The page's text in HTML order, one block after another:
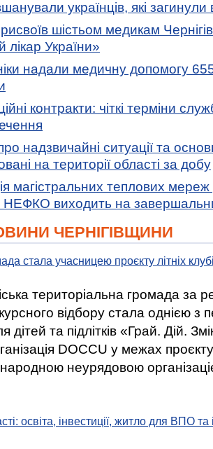
українців, які загинули
шістьом медикам
України»
надали медичну допомогу
контракти: чіткі терміни
надзвичайні ситуації та
на території області за добу
магістральних теплових мереж
НЕФКО виходить на
ЧЕРНІГІВЩИНИ
стала учасницею проєкту літніх
територіальна громада за
відбору стала однією
дітей та підлітків «Грай. Дій.
DOCCU у межах
неурядовою
освіта, інвестиції, житло для ВПО